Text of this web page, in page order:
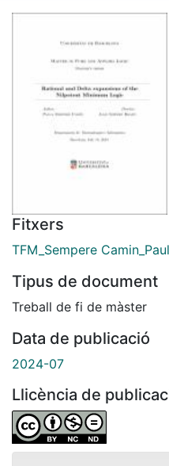
Fitxers
TFM_Sempere
Tipus de document
Treball de fi de màster
Data de publicació
2024-07
Llicència de